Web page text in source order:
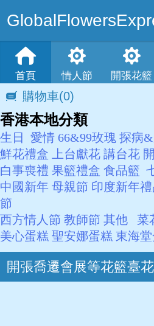
首頁 情人節 開張花籃
購物車(0)
香港本地分類
生日 愛情 66&99玫瑰 探病
鮮花禮盒 上台獻花 講台花
白事喪禮 果籃禮盒 食品籃
中國新年 母親節 印度新年
節
西方情人節 教師節 其他 菜
美心蛋糕 聖安娜蛋糕 東海
開張喬遷會展等花籃臺花